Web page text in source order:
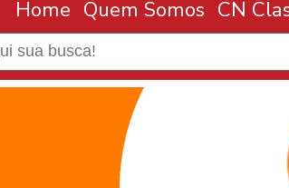
Home Quem Somos CN